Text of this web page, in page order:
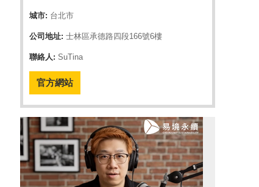
城市: 台北市
公司地址: 士林區承德路四段166號6樓
聯絡人: SuTina
官方網站